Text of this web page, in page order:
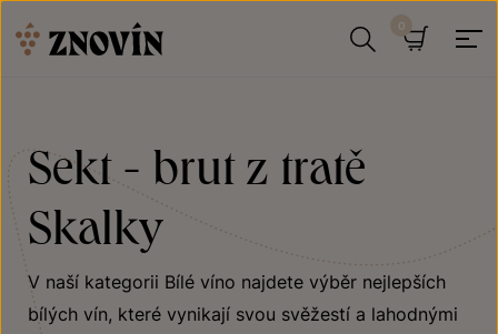
Sekt - brut z tratě
Skalky
V naší kategorii Bílé víno najdete výběr nejlepších
bílých vín, které vynikají svou svěžestí a lahodnými